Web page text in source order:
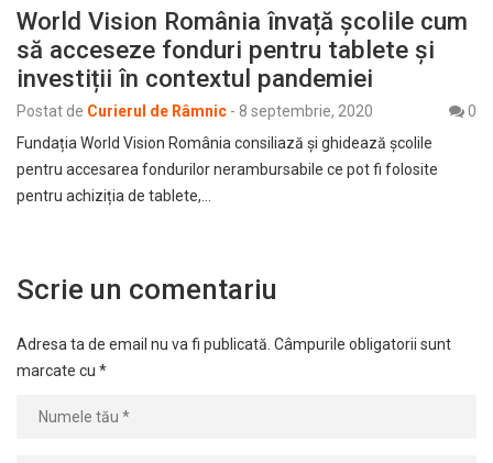
World Vision România învață școlile cum
să acceseze fonduri pentru tablete și
investiții în contextul pandemiei
Postat de Curierul de Râmnic - 8 septembrie, 2020
0
Fundația World Vision România consiliază și ghidează școlile
pentru accesarea fondurilor nerambursabile ce pot fi folosite
pentru achiziția de tablete,…
Scrie un comentariu
Adresa ta de email nu va fi publicată. Câmpurile obligatorii sunt
marcate cu *